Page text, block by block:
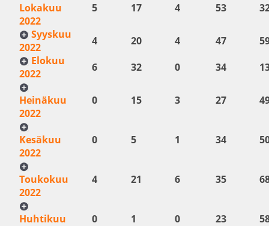
Lokakuu
2022
5 17 4 53
Syyskuu
2022
4 20 4 47
Elokuu
2022
6 32 0 34
Heinäkuu
2022
0 15 3 27
Kesäkuu
2022
0 5 1 34
Toukokuu
2022
4 21 6 35
Huhtikuu
0 1 0 23